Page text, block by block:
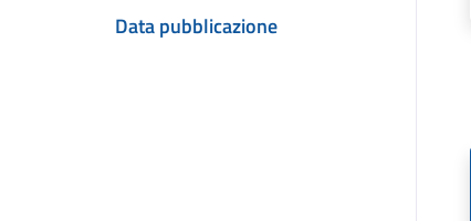
Data pubblicazione